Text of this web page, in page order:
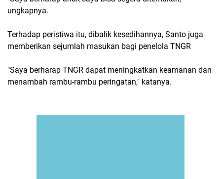
ungkapnya.
Terhadap peristiwa itu, dibalik kesedihannya, Santo juga
memberikan sejumlah masukan bagi penelola TNGR
"Saya berharap TNGR dapat meningkatkan keamanan dan
menambah rambu-rambu peringatan," katanya.